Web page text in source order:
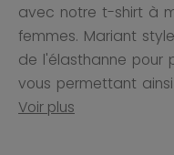
avec notre t-shirt à
femmes. Mariant
de l'élasthanne pour
vous permettant
Voir plus